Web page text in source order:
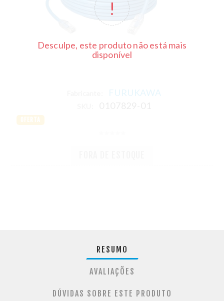
Desculpe, este produto não está mais
disponível
FURUKAWA
OFERTA
RESUMO
AVALIAÇÕES
DÚVIDAS SOBRE ESTE PRODUTO